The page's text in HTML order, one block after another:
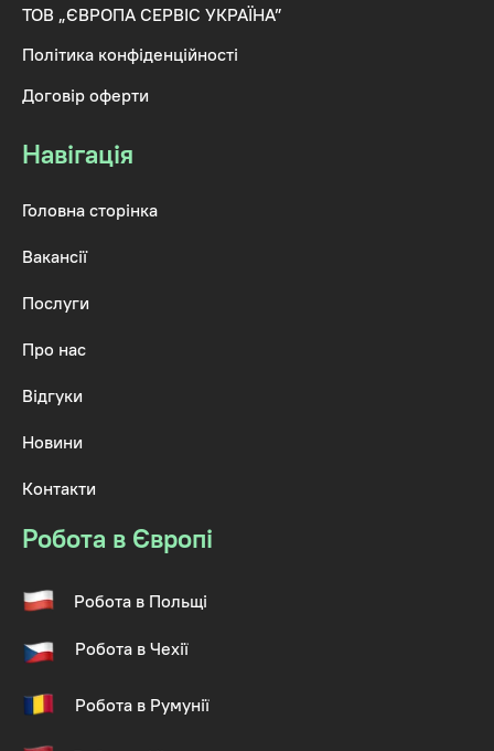
Навігація
Головна сторінка
Вакансії
Послуги
Про нас
Відгуки
Новини
Контакти
Робота в Європі
Робота в Польщі
Робота в Чехії
Робота в Румунії
Договір оферти
Політика конфіденційності
ТОВ „ЄВРОПА СЕРВІС УКРАЇНА”